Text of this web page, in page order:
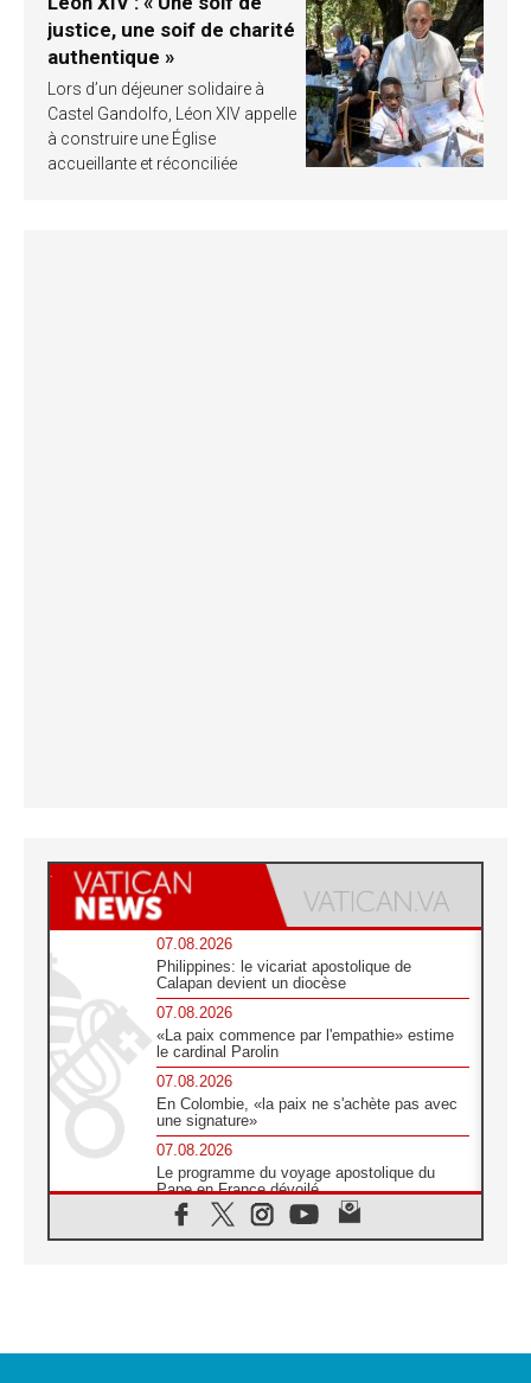
justice, une soif de charité
authentique »
Lors d’un déjeuner solidaire à
Castel Gandolfo, Léon XIV appelle
à construire une Église
accueillante et réconciliée
07.08.2026
Philippines: le vicariat apostolique de
Calapan devient un diocèse
07.08.2026
«La paix commence par l'empathie» estime
le cardinal Parolin
07.08.2026
En Colombie, «la paix ne s'achète pas avec
une signature»
07.08.2026
Le programme du voyage apostolique du
Pape en France dévoilé
07.08.2026
1ère Conférence continentale sur l'éducation
07.08.2026